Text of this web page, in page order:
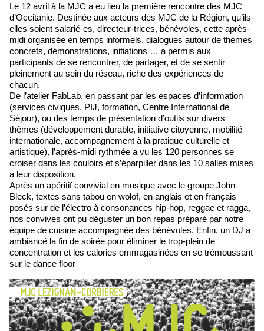
Le 12 avril à la MJC a eu lieu la première rencontre des MJC
d’Occitanie. Destinée aux acteurs des MJC de la Région, qu’ils-
elles soient salarié-es, directeur-trices, bénévoles, cette après-
midi organisée en temps informels, dialogues autour de thèmes
concrets, démonstrations, initiations … a permis aux
participants de se rencontrer, de partager, et de se sentir
pleinement au sein du réseau, riche des expériences de
chacun.
De l’atelier FabLab, en passant par les espaces d’information
(services civiques, PIJ, formation, Centre International de
Séjour), ou des temps de présentation d’outils sur divers
thèmes (développement durable, initiative citoyenne, mobilité
internationale, accompagnement à la pratique culturelle et
artistique), l’après-midi rythmée a vu les 120 personnes se
croiser dans les couloirs et s’éparpiller dans les 10 salles mises
à leur disposition.
Après un apéritif convivial en musique avec le groupe John
Bleck, textes sans tabou en wolof, en anglais et en français
posés sur de l’électro à consonances hip-hop, reggae et ragga,
nos convives ont pu déguster un bon repas préparé par notre
équipe de cuisine accompagnée des bénévoles. Enfin, un DJ a
ambiancé la fin de soirée pour éliminer le trop-plein de
concentration et les calories emmagasinées en se trémoussant
sur le dance floor